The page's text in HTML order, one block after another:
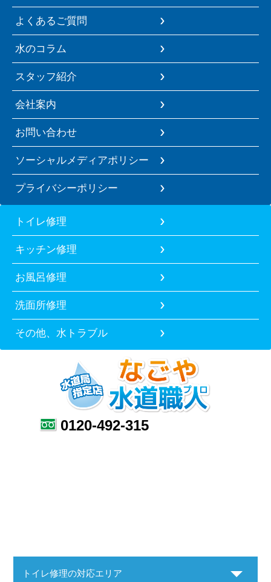
よくあるご質問
水のコラム
スタッフ紹介
会社案内
お問い合わせ
ソーシャルメディアポリシー
プライバシーポリシー
トイレ修理
キッチン修理
お風呂修理
洗面所修理
その他、水トラブル
0120-492-315
トイレ修理の対応エリア